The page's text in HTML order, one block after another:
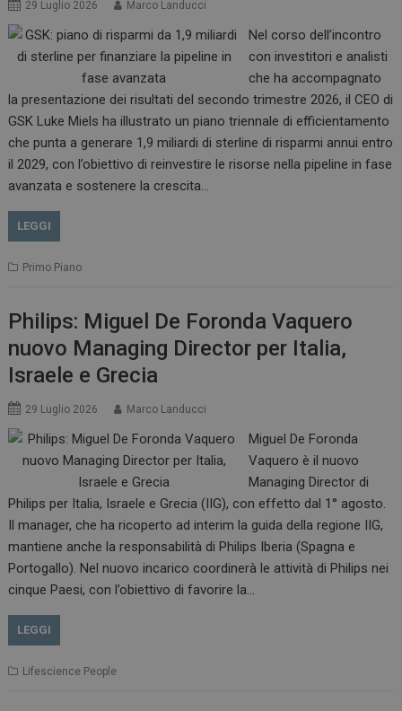
29 Luglio 2026 Marco Landucci
Nel corso dell’incontro
con investitori e analisti
che ha accompagnato
la presentazione dei risultati del secondo trimestre 2026, il CEO di
GSK Luke Miels ha illustrato un piano triennale di efficientamento
che punta a generare 1,9 miliardi di sterline di risparmi annui entro
il 2029, con l’obiettivo di reinvestire le risorse nella pipeline in fase
avanzata e sostenere la crescita…
LEGGI
Primo Piano
Philips: Miguel De Foronda Vaquero
nuovo Managing Director per Italia,
Israele e Grecia
29 Luglio 2026 Marco Landucci
Miguel De Foronda
Vaquero è il nuovo
Managing Director di
Philips per Italia, Israele e Grecia (IIG), con effetto dal 1° agosto.
Il manager, che ha ricoperto ad interim la guida della regione IIG,
mantiene anche la responsabilità di Philips Iberia (Spagna e
Portogallo). Nel nuovo incarico coordinerà le attività di Philips nei
cinque Paesi, con l’obiettivo di favorire la…
LEGGI
Lifescience People